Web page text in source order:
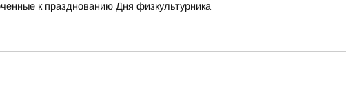
к празднованию Дня физкультурника